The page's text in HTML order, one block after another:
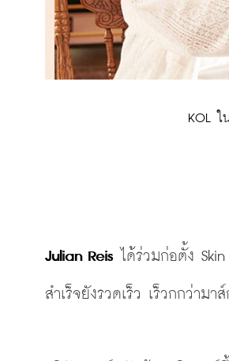
KOL
Julian Reis ได้ร่วมก่อตั้ง
สำเร็จยังรวดเร็ว เร็วกกว่าม